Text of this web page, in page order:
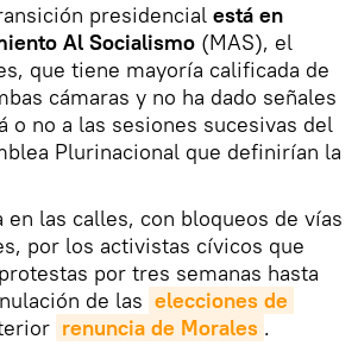
presidencial está en
Al Socialismo (MAS), el
que tiene mayoría calificada de
cámaras y no ha dado señales
o no a las sesiones sucesivas del
Plurinacional que definirían la
en las calles, con bloqueos de vías
por los activistas cívicos que
por tres semanas hasta
de las elecciones de
renuncia de Morales .